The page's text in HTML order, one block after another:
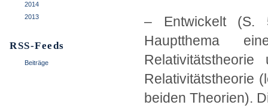
2014
2013
RSS-Feeds
Beiträge
– Entwickelt (S.
Hauptthema
Relativitätstheorie
beiden Theorien).